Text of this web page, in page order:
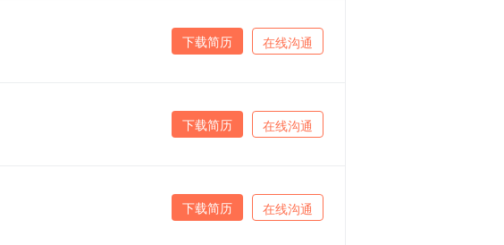
在线沟通
下载简历
在线沟通
下载简历
在线沟通
下载简历